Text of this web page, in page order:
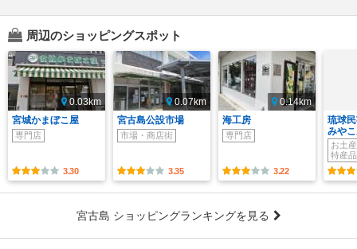
周辺のショッピングスポット
0.03km
宮城かまぼこ屋
専門店
3.30
0.07km
宮古島公設市場
市場・商店街
3.35
0.14km
海工房
専門店
3.22
琉球
みや
お土
特産品
宮古島 ショッピングランキングを見る